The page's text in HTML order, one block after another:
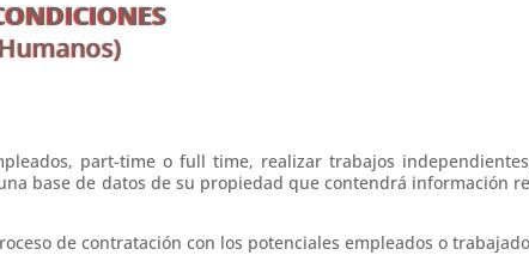
part-time o full time, realizar trabajos
base de datos de su propiedad que contendrá información
de contratación con los potenciales empleados o